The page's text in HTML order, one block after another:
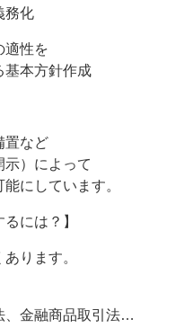
務化
適性を
本方針作成
置など
）によって
にしています。
には？】
ります。
、金融商品取引法…